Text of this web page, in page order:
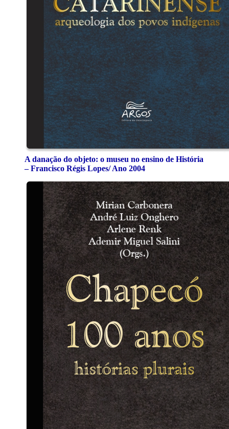
A danação do objeto: o museu no ensino de História
– Francisco Régis Lopes/ Ano 2004